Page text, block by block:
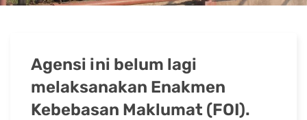
Agensi ini belum lagi
melaksanakan Enakmen
Kebebasan Maklumat (FOI).